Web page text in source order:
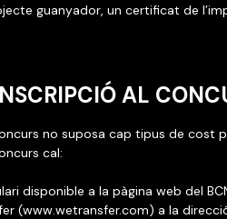
guanyador, un certificat de
AL
no suposa cap tipus de cost
cal:
disponible a la pàgina web del
(www.wetransfer.com) a la